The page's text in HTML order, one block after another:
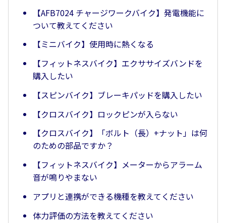
【AFB7024 チャージワークバイク】発電機能に
ついて教えてください
【ミニバイク】使用時に熱くなる
【フィットネスバイク】エクササイズバンドを
購入したい
【スピンバイク】ブレーキパッドを購入したい
【クロスバイク】ロックピンが入らない
【クロスバイク】「ボルト（長）+ナット」は何
のための部品ですか？
【フィットネスバイク】メーターからアラーム
音が鳴りやまない
アプリと連携ができる機種を教えてください
体力評価の方法を教えてください